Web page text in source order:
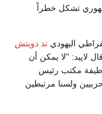
تشكل خطراً
اليهودي تد دويتش
لاپيد: "لا يمكن أن
مكتب رئيس
ولسنا مرتبطين